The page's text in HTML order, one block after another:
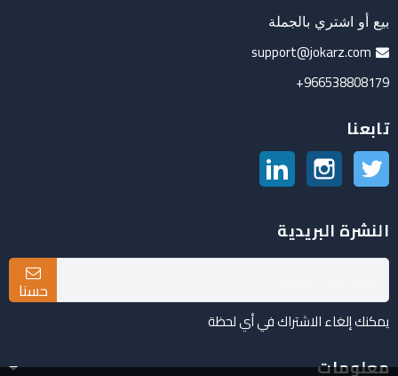
بيع أو اشتري بالجملة
support@jokarz.com
966538808179+
تابعنا
تويتر انستغرام
النشرة البريدية
حسنا
يمكنك إلغاء الاشتراك في أي لحظة
معلومات